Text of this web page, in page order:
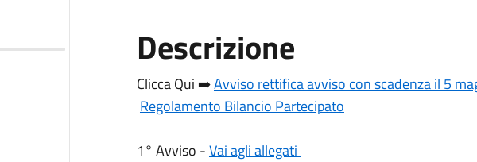
Descrizione
Clicca Qui ➡️Avviso rettifica avviso con scadenza il 5
Regolamento Bilancio Partecipato
1° Avviso -Vai agli allegati